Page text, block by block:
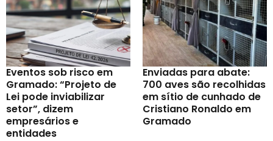
Eventos sob risco em
Gramado: “Projeto de
Lei pode inviabilizar
setor”, dizem
empresários e
entidades
Enviadas para abate:
700 aves são recolhidas
em sítio de cunhado de
Cristiano Ronaldo em
Gramado